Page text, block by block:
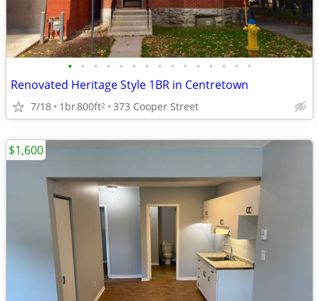
• • • • • • • • • • • • • • •
Renovated Heritage Style 1BR in Centretown
7/18 1br800ft2 373 Cooper Street
$1,600